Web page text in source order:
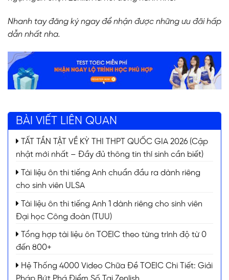
Nhanh tay đăng ký ngay để nhận được những ưu đãi hấp
dẫn nhất nha.
BÀI VIẾT LIÊN QUAN
TẤT TẦN TẬT VỀ KỲ THI THPT QUỐC GIA 2026 (Cập
nhật mới nhất – Đầy đủ thông tin thí sinh cần biết)
Tài liệu ôn thi tiếng Anh chuẩn đầu ra dành riêng
cho sinh viên ULSA
Tài liệu ôn thi tiếng Anh 1 dành riêng cho sinh viên
Đại học Công đoàn (TUU)
Tổng hợp tài liệu ôn TOEIC theo từng trình độ từ 0
đến 800+
Hệ Thống 4000 Video Chữa Đề TOEIC Chi Tiết: Giải